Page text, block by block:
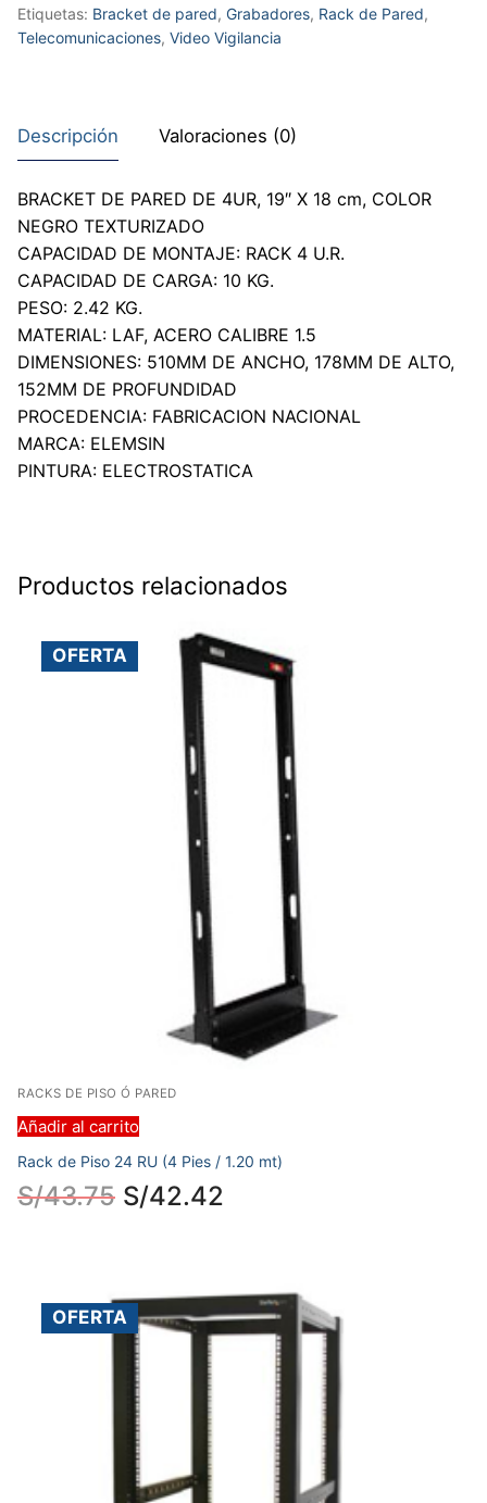
Etiquetas: Bracket de pared, Grabadores, Rack de Pared,
Telecomunicaciones, Video Vigilancia
Descripción Valoraciones (0)
BRACKET DE PARED DE 4UR, 19″ X 18 cm, COLOR
NEGRO TEXTURIZADO
CAPACIDAD DE MONTAJE: RACK 4 U.R.
CAPACIDAD DE CARGA: 10 KG.
PESO: 2.42 KG.
MATERIAL: LAF, ACERO CALIBRE 1.5
DIMENSIONES: 510MM DE ANCHO, 178MM DE ALTO,
152MM DE PROFUNDIDAD
PROCEDENCIA: FABRICACION NACIONAL
MARCA: ELEMSIN
PINTURA: ELECTROSTATICA
Productos relacionados
OFERTA
RACKS DE PISO Ó PARED
Añadir al carrito
Rack de Piso 24 RU (4 Pies / 1.20 mt)
S/43.75 S/42.42
OFERTA